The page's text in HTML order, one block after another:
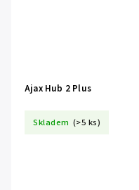
Ajax Hub 2 Plus
Skladem (>5 ks)